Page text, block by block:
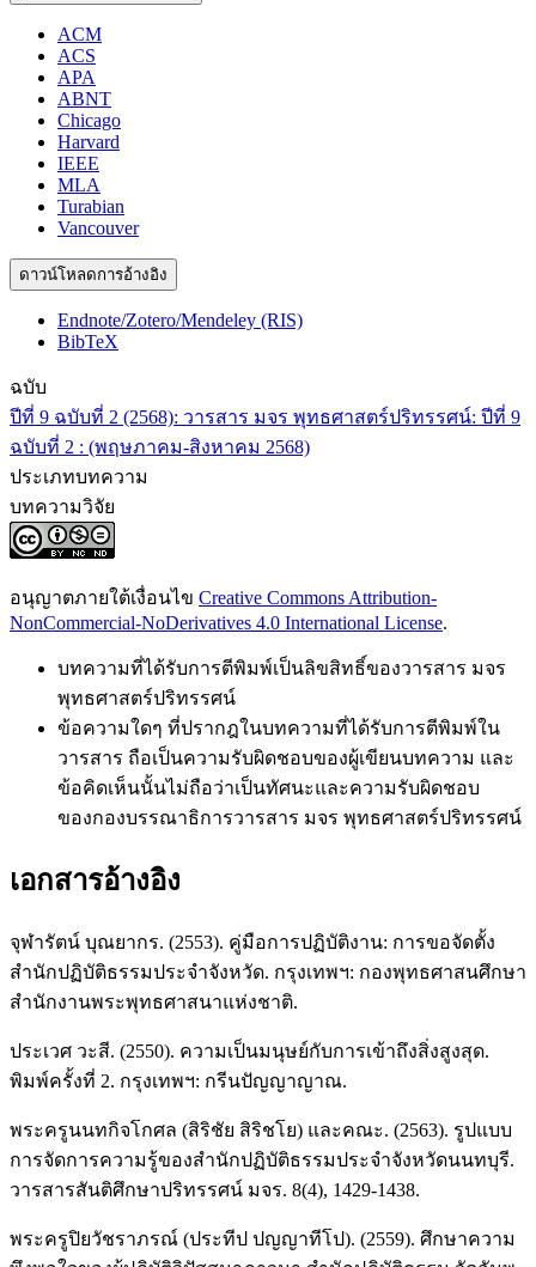
ACM
ACS
APA
ABNT
Chicago
Harvard
IEEE
MLA
Turabian
Vancouver
ดาวน์โหลดการอ้างอิง
Endnote/Zotero/Mendeley (RIS)
BibTeX
ฉบับ
ปีที่ 9 ฉบับที่ 2 (2568): วารสาร มจร พุทธศาสตร์ปริทรรศน์: ปีที่ 9
ฉบับที่ 2 : (พฤษภาคม-สิงหาคม 2568)
ประเภทบทความ
บทความวิจัย
อนุญาตภายใต้เงื่อนไข Creative Commons Attribution-
NonCommercial-NoDerivatives 4.0 International License.
บทความที่ได้รับการตีพิมพ์เป็นลิขสิทธิ์ของวารสาร มจร
พุทธศาสตร์ปริทรรศน์
ข้อความใดๆ ที่ปรากฎในบทความที่ได้รับการตีพิมพ์ใน
วารสาร ถือเป็นความรับผิดชอบของผู้เขียนบทความ และ
ข้อคิดเห็นนั้นไม่ถือว่าเป็นทัศนะและความรับผิดชอบ
ของกองบรรณาธิการวารสาร มจร พุทธศาสตร์ปริทรรศน์
เอกสารอ้างอิง
จุฬารัตน์ บุณยากร. (2553). คู่มือการปฏิบัติงาน: การขอจัดตั้ง
สำนักปฏิบัติธรรมประจำจังหวัด. กรุงเทพฯ: กองพุทธศาสนศึกษา
สำนักงานพระพุทธศาสนาแห่งชาติ.
ประเวศ วะสี. (2550). ความเป็นมนุษย์กับการเข้าถึงสิ่งสูงสุด.
พิมพ์ครั้งที่ 2. กรุงเทพฯ: กรีนปัญญาญาณ.
พระครูนนทกิจโกศล (สิริชัย สิริชโย) และคณะ. (2563). รูปแบบ
การจัดการความรู้ของสำนักปฏิบัติธรรมประจำจังหวัดนนทบุรี.
วารสารสันติศึกษาปริทรรศน์ มจร. 8(4), 1429-1438.
พระครูปิยวัชราภรณ์ (ประทีป ปญญาทีโป). (2559). ศึกษาความ